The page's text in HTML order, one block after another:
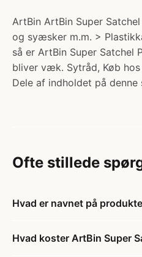
ArtBin ArtBin Super
og syæsker m.m. >
så er ArtBin Super Satchel
bliver væk. Sytråd, Køb hos
Dele af indholdet på
Ofte stillede
Hvad er navnet på
Hvad koster ArtBin Super